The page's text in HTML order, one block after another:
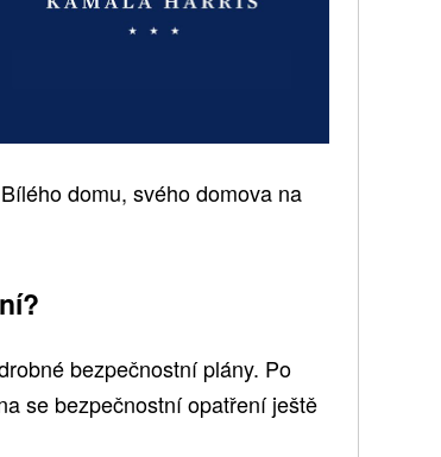
domu, svého domova na
bezpečnostní plány. Po
se bezpečnostní opatření ještě